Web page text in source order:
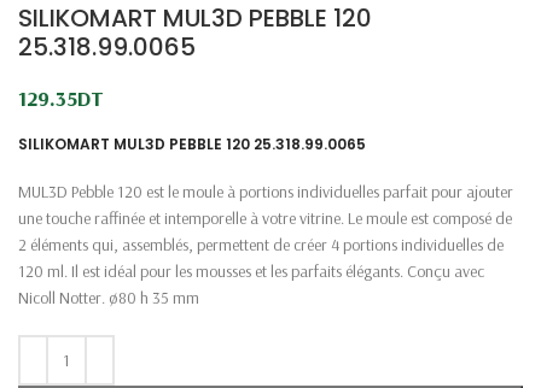
SILIKOMART MUL3D PEBBLE 120
25.318.99.0065
129.35DT
SILIKOMART MUL3D PEBBLE 120 25.318.99.0065
MUL3D Pebble 120 est le moule à portions individuelles parfait pour ajouter
une touche raffinée et intemporelle à votre vitrine. Le moule est composé de
2 éléments qui, assemblés, permettent de créer 4 portions individuelles de
120 ml. Il est idéal pour les mousses et les parfaits élégants. Conçu avec
Nicoll Notter. ø80 h 35 mm